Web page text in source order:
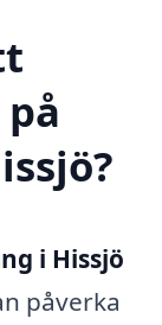
i Hissjö
påverka